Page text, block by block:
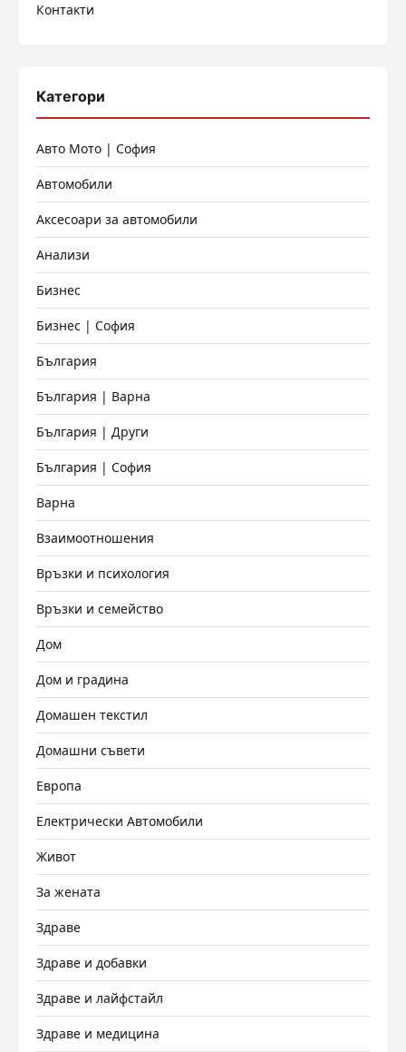
Контакти
Категори
Авто Мото | София
Автомобили
Аксесоари за автомобили
Анализи
Бизнес
Бизнес | София
България
България | Варна
България | Други
България | София
Варна
Взаимоотношения
Връзки и психология
Връзки и семейство
Дом
Дом и градина
Домашен текстил
Домашни съвети
Европа
Електрически Автомобили
Живот
За жената
Здраве
Здраве и добавки
Здраве и лайфстайл
Здраве и медицина